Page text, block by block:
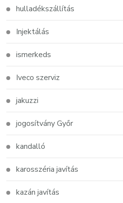
hulladékszállítás
Injektálás
ismerkeds
Iveco szerviz
jakuzzi
jogosítvány Győr
kandalló
karosszéria javítás
kazán javítás